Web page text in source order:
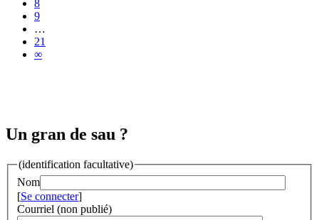
8
9
…
21
∞
Un gran de sau ?
(identification facultative)
Nom
[Se connecter]
Courriel (non publié)